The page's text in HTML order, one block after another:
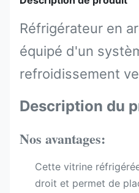
Réfrigérateur en
équipé d'un
refroidissement
Description du
Nos avantages:
Cette vitrine
droit et permet de